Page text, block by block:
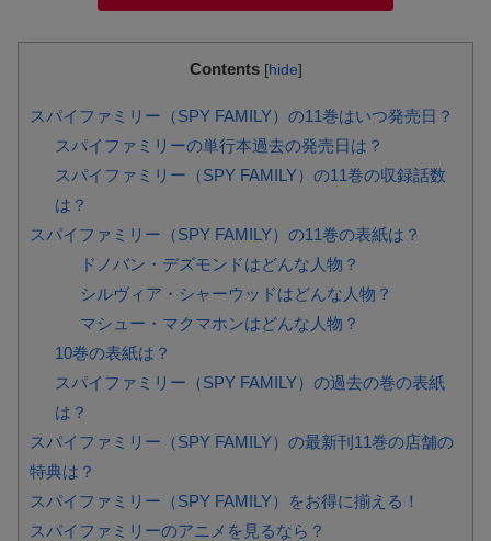
Contents [hide]
スパイファミリー（SPY FAMILY）の11巻はいつ発売日？
スパイファミリーの単行本過去の発売日は？
スパイファミリー（SPY FAMILY）の11巻の収録話数
は？
スパイファミリー（SPY FAMILY）の11巻の表紙は？
ドノバン・デズモンドはどんな人物？
シルヴィア・シャーウッドはどんな人物？
マシュー・マクマホンはどんな人物？
10巻の表紙は？
スパイファミリー（SPY FAMILY）の過去の巻の表紙
は？
スパイファミリー（SPY FAMILY）の最新刊11巻の店舗の
特典は？
スパイファミリー（SPY FAMILY）をお得に揃える！
スパイファミリーのアニメを見るなら？